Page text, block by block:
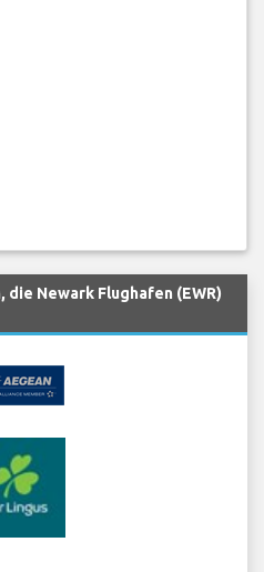
Newark Flughafen (EWR)